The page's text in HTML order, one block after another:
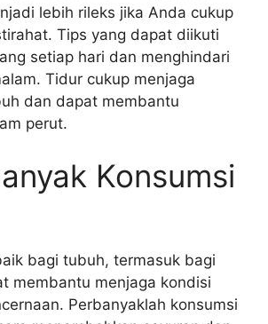
lebih rileks jika Anda cukup
Tips yang dapat diikuti
setiap hari dan menghindari
Tidur cukup menjaga
dan dapat membantu
perut.
Konsumsi
bagi tubuh, termasuk bagi
membantu menjaga kondisi
Perbanyaklah konsumsi